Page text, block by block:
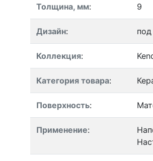
Толщина, мм: 9
Дизайн:
Коллекция:
Категория товара:
Поверхность:
Применение: